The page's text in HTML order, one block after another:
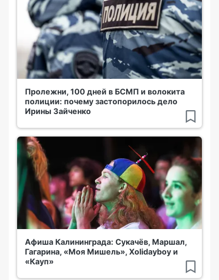
Пролежни, 100 дней в БСМП и волокита
полиции: почему застопорилось дело
Ирины Зайченко
Афиша Калининграда: Сукачёв, Маршал,
Гагарина, «Моя Мишель», Xolidayboy и
«Кауп»